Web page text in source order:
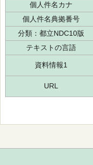
個人件名カナ
個人件名典拠番号
分類：都立NDC10版
テキストの言語
資料情報1
URL